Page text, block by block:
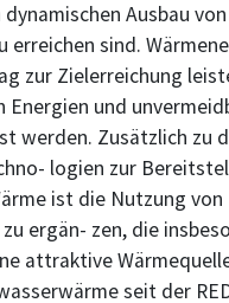
Ausbau
erreichen sind.
zur Zielerreichung
Energien und
werden. Zusätzlich zu
logien zur
ist die Nutzung von
ergän- zen, die
attraktive
seit der